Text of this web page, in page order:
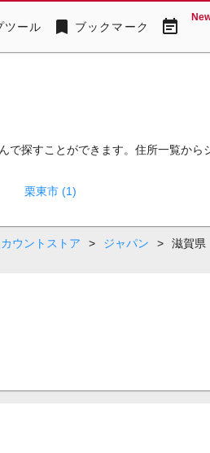
ツール bookmark ブックマーク event_note
探すことができます。住所一覧から
栗東市 (1)
ウントストア > ジャパン > 滋賀県